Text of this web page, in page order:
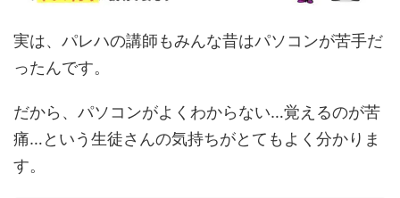
実は、パレハの講師もみんな昔はパソコンが苦手だ
ったんです。
だから、パソコンがよくわからない…覚えるのが苦
痛…という生徒さんの気持ちがとてもよく分かりま
す。